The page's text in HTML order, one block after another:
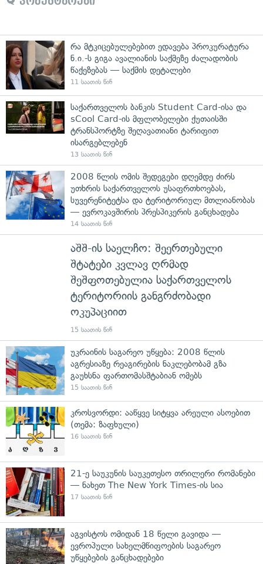
რა მტკიცებულებებით ედავება პროკურატურა
ნ.ი.-ს გიგა ავალიანის საქმეზე ძალადობის
წაქეზებას — საქმის დეტალები
11 საათის წინ
საქართველოს ბანკის Student Card-ისა და
sCool Card-ის მფლობელები ქუთაისში
ტრანსპორტზე შეღავათიანი ტარიფით
ისარგებლებენ
13 საათის წინ
2008 წლის ომის შედეგები დღემდე ძირს
უთხრის საქართველოს უსაფრთხოებას,
სუვერენიტეტსა და ტერიტორიულ მთლიანობას
— ევროკავშირის პრესპიკერის განცხადება
14 საათის წინ
აშშ-ის საელჩო: შეერთებული
შტატები კვლავ ღრმად
შეშფოთებულია საქართველოს
ტერიტორიის განგრძობადი
ოკუპაციით
15 საათის წინ
უკრაინის საგარეო უწყება: 2008 წლის
აგრესიაზე რეაგირების ნაკლებობამ გზა
გაუხსნა ფართომასშტაბიან ომებს
15 საათის წინ
კროსვორდი: ააწყვე სიტყვა არეული ასოებით
(თემა: ზაფხული)
16 საათის წინ
21-ე საუკუნის საუკეთესო თრილერი რომანები
— ნახეთ The New York Times-ის სია
17 საათის წინ
აგვისტოს ომიდან 18 წელი გავიდა —
ევროპული სახელმწიფოების საგარეო
უწყებების განცხადებები